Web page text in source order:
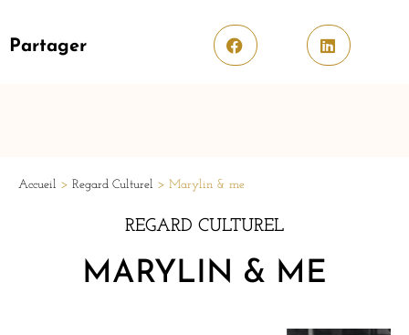
Partager
Accueil > Regard Culturel > Marylin & me
REGARD CULTUREL
MARYLIN & ME